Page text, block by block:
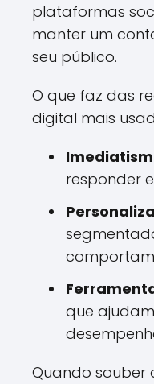
plataformas
manter um
seu público.
O que faz das
digital mais
responder
que
Quando souber